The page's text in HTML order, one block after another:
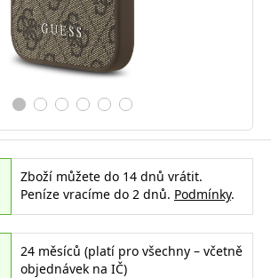
Zboží můžete do 14 dnů vrátit.
Peníze vracíme do 2 dnů. Podmínky.
24 měsíců (platí pro všechny – včetně
objednávek na IČ)